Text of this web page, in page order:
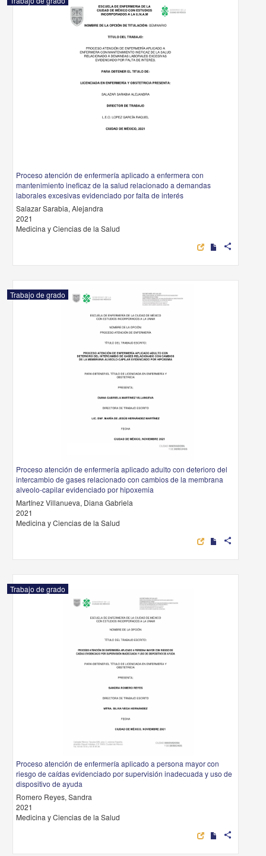
Proceso atención de enfermería aplicado a enfermera con
mantenimiento ineficaz de la salud relacionado a demandas
laborales excesivas evidenciado por falta de interés
Salazar Sarabia, Alejandra
2021
Medicina y Ciencias de la Salud
share
Trabajo de grado
Proceso atención de enfermería aplicado adulto con deterioro del
intercambio de gases relacionado con cambios de la membrana
alveolo-capilar evidenciado por hipoxemia
Martínez Villanueva, Diana Gabriela
2021
Medicina y Ciencias de la Salud
share
Trabajo de grado
Proceso atención de enfermería aplicado a persona mayor con
riesgo de caídas evidenciado por supervisión inadecuada y uso de
dispositivo de ayuda
Romero Reyes, Sandra
2021
Medicina y Ciencias de la Salud
share